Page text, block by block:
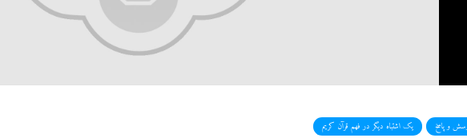
و پاسخ یک اشتباه دیگر در فهم قرآن کریم